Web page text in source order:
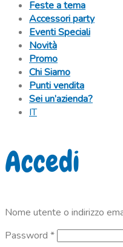
Feste a tema
Accessori party
Eventi Speciali
Novità
Promo
Chi Siamo
Punti vendita
Sei un’azienda?
IT
Accedi
Nome utente o indirizzo
Password *Richiesto